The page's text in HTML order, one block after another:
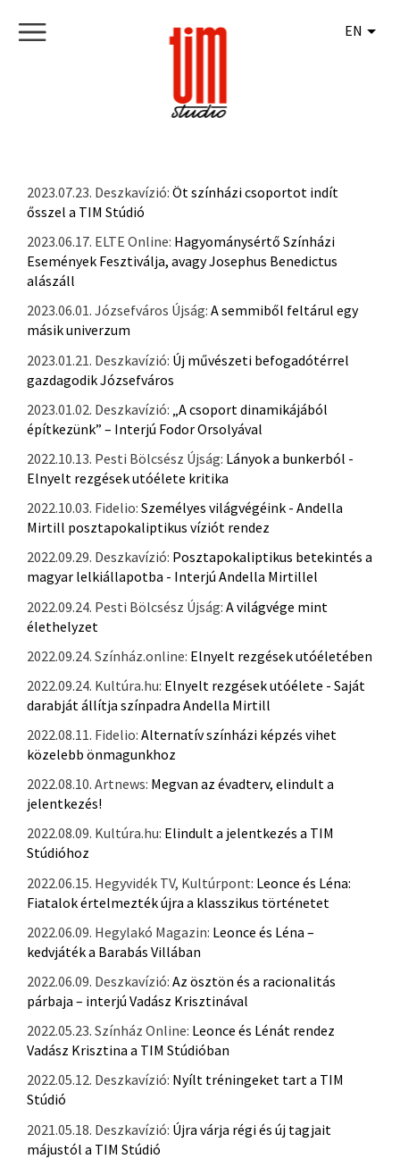
EN
2023.07.23. Deszkavízió: Öt színházi csoportot indít
ősszel a TIM Stúdió
2023.06.17. ELTE Online: Hagyománysértő Színházi
Események Fesztiválja, avagy Josephus Benedictus
alászáll
2023.06.01. Józsefváros Újság: A semmiből feltárul egy
másik univerzum
2023.01.21. Deszkavízió: Új művészeti befogadótérrel
gazdagodik Józsefváros
2023.01.02. Deszkavízió: „A csoport dinamikájából
építkezünk” – Interjú Fodor Orsolyával
2022.10.13. Pesti Bölcsész Újság: Lányok a bunkerból -
Elnyelt rezgések utóélete kritika
2022.10.03. Fidelio: Személyes világvégéink - Andella
Mirtill posztapokaliptikus víziót rendez
2022.09.29. Deszkavízió: Posztapokaliptikus betekintés a
magyar lelkiállapotba - Interjú Andella Mirtillel
2022.09.24. Pesti Bölcsész Újság: A világvége mint
élethelyzet
2022.09.24. Színház.online: Elnyelt rezgések utóéletében
2022.09.24. Kultúra.hu: Elnyelt rezgések utóélete - Saját
darabját állítja színpadra Andella Mirtill
2022.08.11. Fidelio: Alternatív színházi képzés vihet
közelebb önmagunkhoz
2022.08.10. Artnews: Megvan az évadterv, elindult a
jelentkezés!
2022.08.09. Kultúra.hu: Elindult a jelentkezés a TIM
Stúdióhoz
2022.06.15. Hegyvidék TV, Kultúrpont: Leonce és Léna:
Fiatalok értelmezték újra a klasszikus történetet
2022.06.09. Hegylakó Magazin: Leonce és Léna –
kedvjáték a Barabás Villában
2022.06.09. Deszkavízió: Az ösztön és a racionalitás
párbaja – interjú Vadász Krisztinával
2022.05.23. Színház Online: Leonce és Lénát rendez
Vadász Krisztina a TIM Stúdióban
2022.05.12. Deszkavízió: Nyílt tréningeket tart a TIM
Stúdió
2021.05.18. Deszkavízió: Újra várja régi és új tagjait
májustól a TIM Stúdió